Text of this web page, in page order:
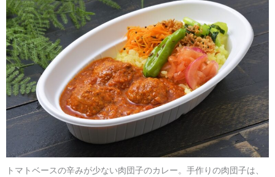
トマトベースの辛みが少ない肉団子のカレー。手作りの肉団子は、